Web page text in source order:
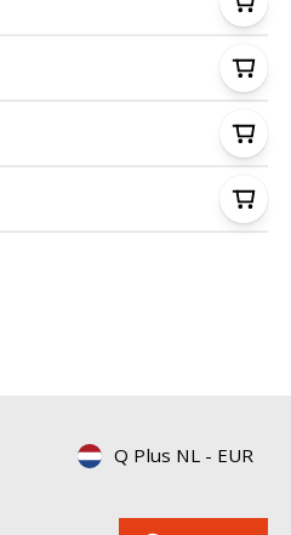
Q Plus NL - EUR